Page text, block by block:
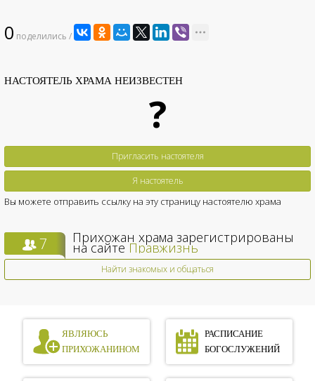
0 поделились /
НАСТОЯТЕЛЬ ХРАМА НЕИЗВЕСТЕН
?
Пригласить настоятеля
Я настоятель
Вы можете отправить ссылку на эту страницу настоятелю храма
7 Прихожан храма зарегистрированы
на сайте Правжизнь
Найти знакомых и общаться
ЯВЛЯЮСЬ
ПРИХОЖАНИНОМ
РАСПИСАНИЕ
БОГОСЛУЖЕНИЙ